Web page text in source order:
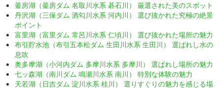
釜房湖（釜房ダム 名取川水系 碁石川） 厳選された美のスポット
丹沢湖（三保ダム 酒匂川水系 河内川） 選び抜かれた究極の絶景
ポイント
富里湖（富里ダム 常呂川水系 仁頃川） 選び抜かれた場所の魅力
布引貯水池（布引五本松ダム 生田川水系 生田川） 選ばれし水の
息吹
奥多摩湖（小河内ダム 多摩川水系 多摩川） 選ばれし場所の魅力
七ッ森湖（南川ダム 鳴瀬川水系 南川） 特別な体験の魅力
天若湖（日吉ダム 淀川水系 桂川） 選りすぐりの魅力を感じる場